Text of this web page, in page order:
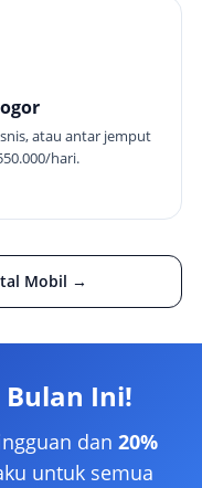
atau antar jemput
hari.
Mobil →
Bulan Ini!
dan 20%
untuk semua